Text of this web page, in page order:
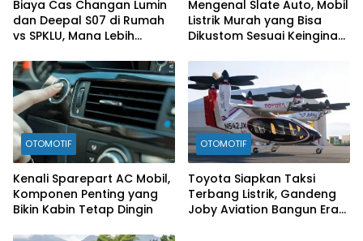
Biaya Cas Changan Lumin
dan Deepal S07 di Rumah
vs SPKLU, Mana Lebih
Mengenal Slate Auto, Mobil
Listrik Murah yang Bisa
Dikustom Sesuai Keinginan
OTOMOTIF
Kenali Sparepart AC Mobil,
Komponen Penting yang
Bikin Kabin Tetap Dingin
OTOMOTIF
Toyota Siapkan Taksi
Terbang Listrik, Gandeng
Joby Aviation Bangun Era